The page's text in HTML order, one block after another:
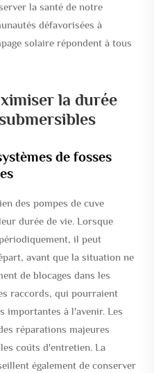
la santé de notre
défavorisées à
solaire répondent à tous
la durée
de fosses
des pompes de cuve
durée de vie. Lorsque
il peut
avant que la situation ne
de blocages dans les
raccords, qui pourraient
importantes à l'avenir. Les
réparations majeures
coûts d'entretien. La
également de conserver